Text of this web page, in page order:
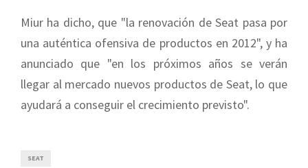
Miur ha dicho, que "la renovación de Seat pasa por
una auténtica ofensiva de productos en 2012", y ha
anunciado que "en los próximos años se verán
llegar al mercado nuevos productos de Seat, lo que
ayudará a conseguir el crecimiento previsto".
SEAT